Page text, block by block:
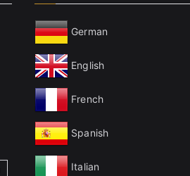
German
English
French
Spanish
Italian